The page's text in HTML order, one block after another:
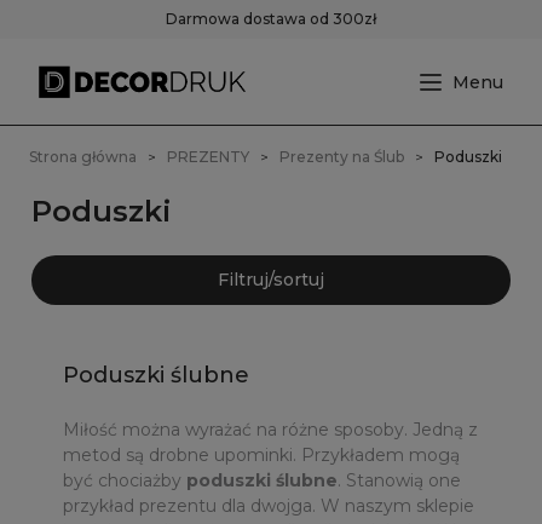
Darmowa dostawa od 300zł
Strona główna PREZENTY Prezenty na Ślub Poduszki
Poduszki
Filtruj/sortuj
Poduszki ślubne
Miłość można wyrażać na różne sposoby. Jedną z
metod są drobne upominki. Przykładem mogą
być chociażby poduszki ślubne. Stanowią one
przykład prezentu dla dwojga. W naszym sklepie